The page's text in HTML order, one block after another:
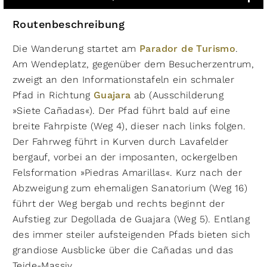
Routenbeschreibung
​Die Wanderung startet am Parador de Turismo.
Am Wendeplatz, gegenüber dem Besucherzentrum,
zweigt an den Informationstafeln ein schmaler
Pfad in Richtung Guajara ab (Ausschilderung
»Siete Cañadas«). Der Pfad führt bald auf eine
breite Fahrpiste (Weg 4), dieser nach links folgen.
Der Fahrweg führt in Kurven durch Lavafelder
bergauf, vorbei an der imposanten, ockergelben
Felsformation »Piedras Amarillas«. Kurz nach der
Abzweigung zum ehemaligen Sanatorium (Weg 16)
führt der Weg bergab und rechts beginnt der
Aufstieg zur Degollada de Guajara (Weg 5). Entlang
des immer steiler aufsteigenden Pfads bieten sich
grandiose Ausblicke über die Cañadas und das